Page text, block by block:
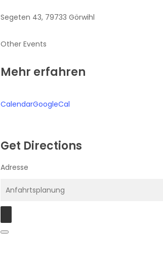
Segeten 43, 79733 Görwihl
Other Events
Mehr erfahren
CalendarGoogleCal
Get Directions
Adresse